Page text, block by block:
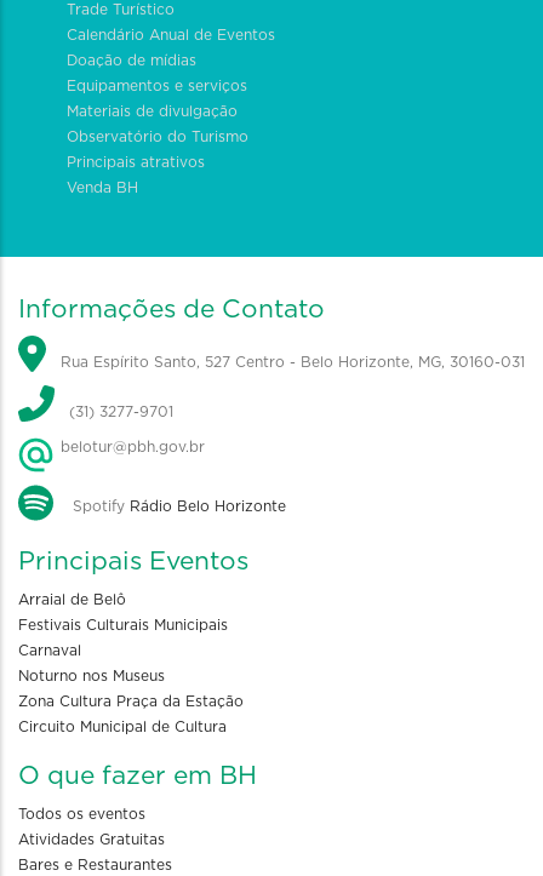
Trade Turístico
Calendário Anual de Eventos
Doação de mídias
Equipamentos e serviços
Materiais de divulgação
Observatório do Turismo
Principais atrativos
Venda BH
Informações de Contato
Rua Espírito Santo, 527 Centro - Belo Horizonte, MG, 30160-031
(31) 3277-9701
belotur@pbh.gov.br
Spotify Rádio Belo Horizonte
Principais Eventos
Arraial de Belô
Festivais Culturais Municipais
Carnaval
Noturno nos Museus
Zona Cultura Praça da Estação
Circuito Municipal de Cultura
O que fazer em BH
Todos os eventos
Atividades Gratuitas
Bares e Restaurantes